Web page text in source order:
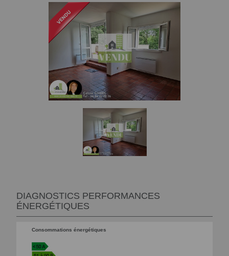
DIAGNOSTICS PERFORMANCES
ÉNERGÉTIQUES
Consommations énergétiques